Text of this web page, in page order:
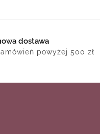
dostawa
powyżej 500 zł